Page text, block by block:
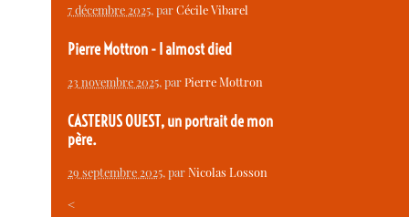
7 décembre 2025, parCécile Vibarel
Pierre Mottron - I almost died
23 novembre 2025, parPierre Mottron
CASTERUS OUEST, un portrait de mon
père.
29 septembre 2025, parNicolas Losson
<